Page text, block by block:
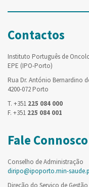
Contactos
Instituto Português de
EPE (IPO-Porto)
Rua Dr. António Bernardino
4200-072 Porto
T. +351 225 084 000
F. +351 225 084 001
Fale Connosco
Conselho de Administração
diripo@ipoporto.min-
Direção do Serviço de